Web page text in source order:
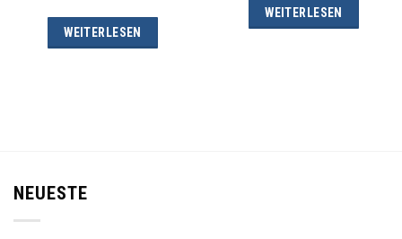
WEITERLESEN
WEITERLESEN
NEUESTE